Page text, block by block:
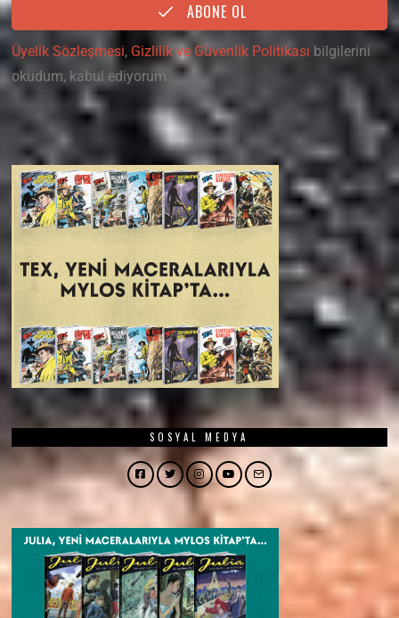
ABONE OL
Üyelik Sözleşmesi, Gizlilik ve Güvenlik Politikası bilgilerini
okudum, kabul ediyorum.
SOSYAL MEDYA
FacebookTwitterInstagram
YouTubeEmail